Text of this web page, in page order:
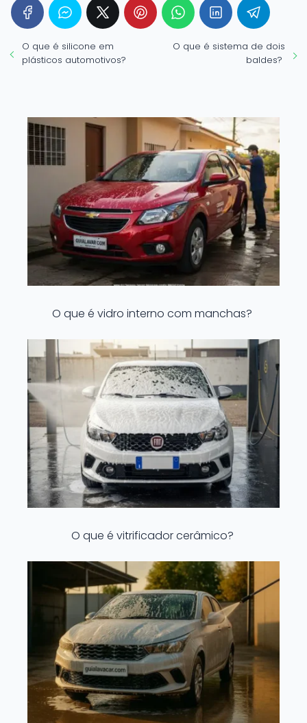
O que é silicone em
plásticos automotivos?
O que é sistema de dois
baldes?
O que é vidro interno com manchas?
O que é vitrificador cerâmico?